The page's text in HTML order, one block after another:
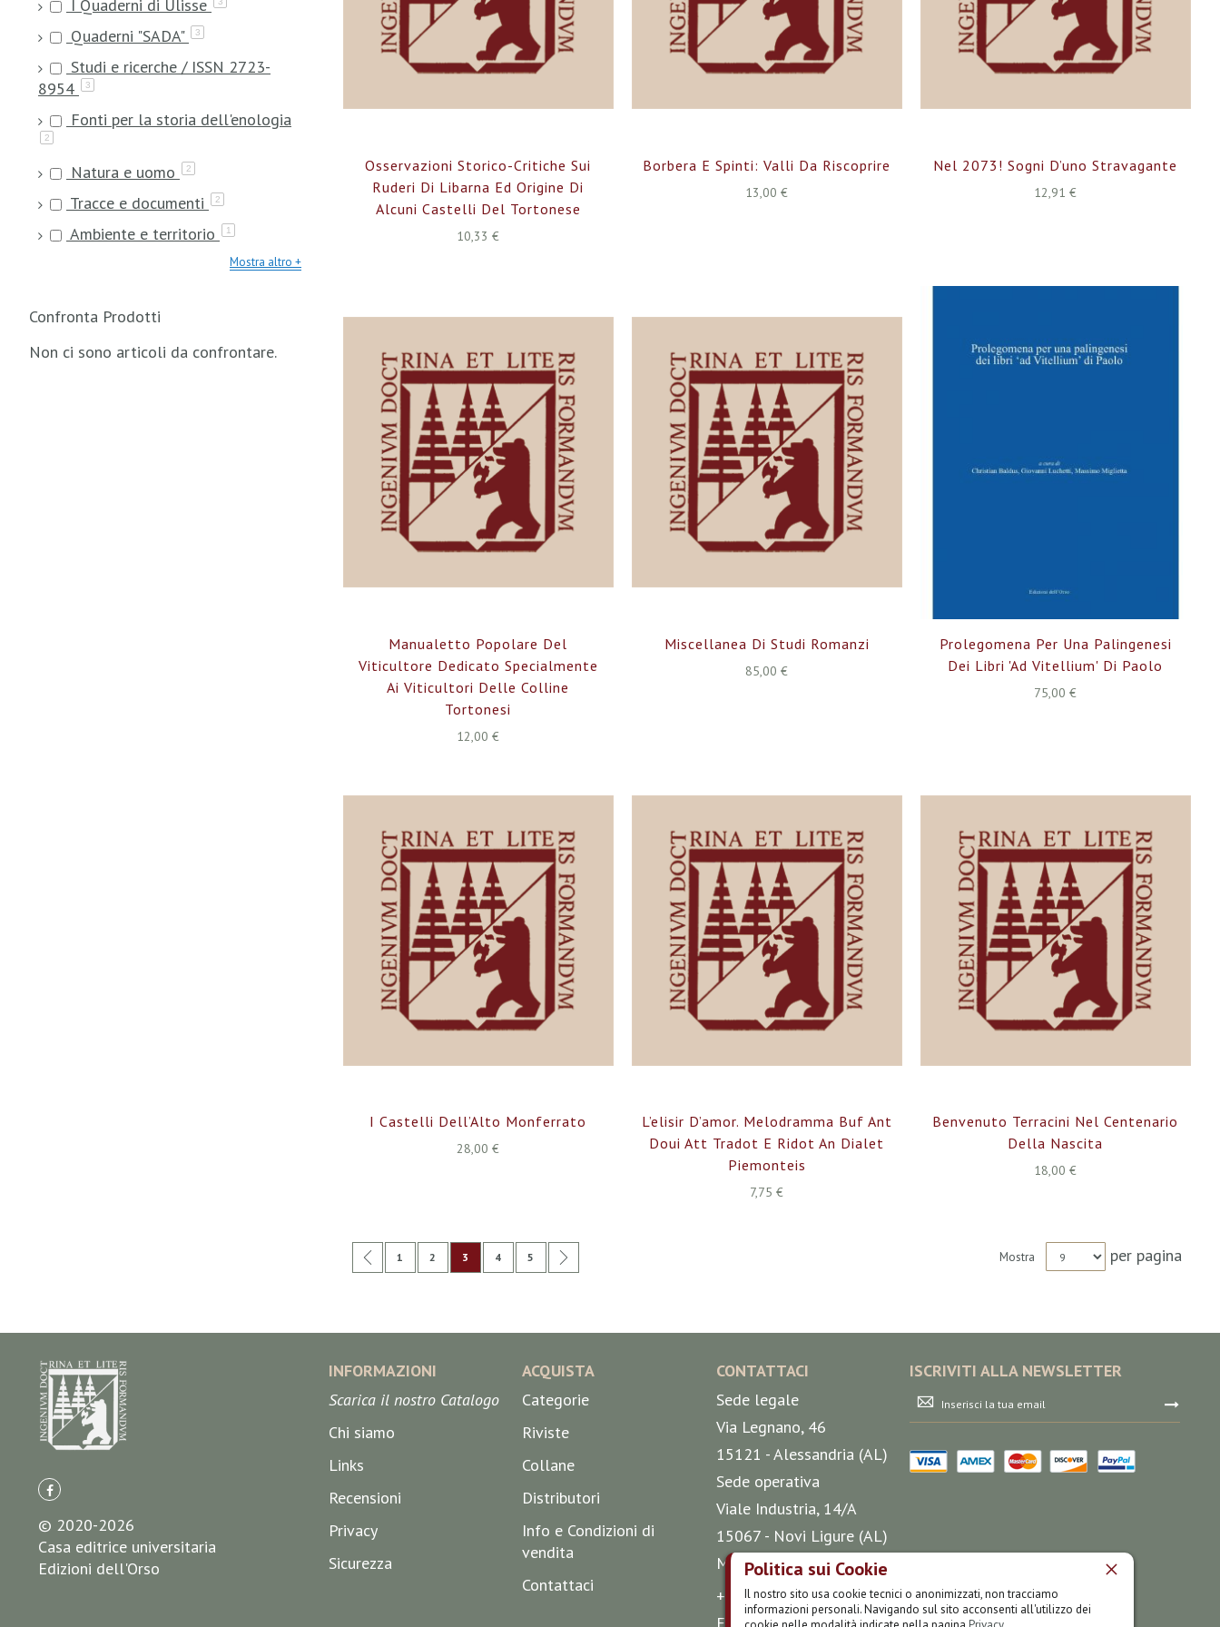
Politica sui Cookie
Il nostro sito usa cookie tecnici o anonimizzati, non tracciamo
informazioni personali. Navigando sul sito acconsenti all'utilizzo dei
Osservazioni Storico-Critiche Sui
Ruderi Di Libarna Ed Origine Di
Alcuni Castelli Del Tortonese
10,33 €
Borbera E Spinti: Valli Da Riscoprire
13,00 €
Nel 2073! Sogni D’uno Stravagante
12,91 €
Manualetto Popolare Del
Viticultore Dedicato Specialmente
Ai Viticultori Delle Colline
Tortonesi
12,00 €
Miscellanea Di Studi Romanzi
85,00 €
Prolegomena Per Una Palingenesi
Dei Libri 'ad Vitellium' Di Paolo
75,00 €
I Castelli Dell’Alto Monferrato
28,00 €
L’elisir D’amor. Melodramma Buf Ant
Doui Att Tradot E Ridot An Dialet
Piemonteis
7,75 €
Benvenuto Terracini Nel Centenario
Della Nascita
18,00 €
PaginaPagina
Precedente
Pagina
1 Pagina
2 Attualmente stai leggendo la pagina
3 Pagina
4 Pagina
5 Mostra per pagina
I Quaderni di Ulisse
Quaderni "SADA" 3
Studi e ricerche / ISSN 2723-
8954
3
Fonti per la storia dell'enologia
2
Natura e uomo 2
Tracce e documenti 2
Ambiente e territorio 1
Mostra altro
Confronta Prodotti
Non ci sono articoli da confrontare.
© 2020-2026
Casa editrice universitaria
Edizioni dell'Orso
INFORMAZIONI
Scarica il nostro Catalogo
Chi siamo
Links
Recensioni
Privacy
Sicurezza
ACQUISTA
Categorie
Riviste
Collane
Distributori
Info e Condizioni di
vendita
Contattaci
CONTATTACI
Sede legale
Via Legnano, 46
15121 - Alessandria (AL)
Sede operativa
Viale Industria, 14/A
15067 - Novi Ligure (AL)
Mappa
+39 0143 51 35 75
ISCRIVITI ALLA NEWSLETTER
Iscriviti
alla
nostra